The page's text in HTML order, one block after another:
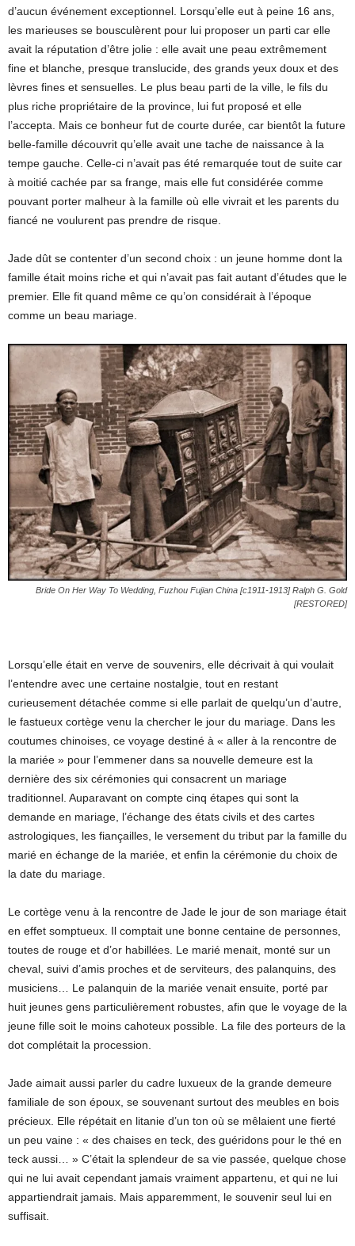
d’aucun événement exceptionnel. Lorsqu’elle eut à peine 16 ans,
les marieuses se bousculèrent pour lui proposer un parti car elle
avait la réputation d’être jolie : elle avait une peau extrêmement
fine et blanche, presque translucide, des grands yeux doux et des
lèvres fines et sensuelles. Le plus beau parti de la ville, le fils du
plus riche propriétaire de la province, lui fut proposé et elle
l’accepta. Mais ce bonheur fut de courte durée, car bientôt la future
belle-famille découvrit qu’elle avait une tache de naissance à la
tempe gauche. Celle-ci n’avait pas été remarquée tout de suite car
à moitié cachée par sa frange, mais elle fut considérée comme
pouvant porter malheur à la famille où elle vivrait et les parents du
fiancé ne voulurent pas prendre de risque.
Jade dût se contenter d’un second choix : un jeune homme dont la
famille était moins riche et qui n’avait pas fait autant d’études que le
premier. Elle fit quand même ce qu’on considérait à l’époque
comme un beau mariage.
Bride On Her Way To Wedding, Fuzhou Fujian China [c1911-1913] Ralph G. Gold
[RESTORED]
Lorsqu’elle était en verve de souvenirs, elle décrivait à qui voulait
l’entendre avec une certaine nostalgie, tout en restant
curieusement détachée comme si elle parlait de quelqu’un d’autre,
le fastueux cortège venu la chercher le jour du mariage. Dans les
coutumes chinoises, ce voyage destiné à « aller à la rencontre de
la mariée » pour l’emmener dans sa nouvelle demeure est la
dernière des six cérémonies qui consacrent un mariage
traditionnel. Auparavant on compte cinq étapes qui sont la
demande en mariage, l’échange des états civils et des cartes
astrologiques, les fiançailles, le versement du tribut par la famille du
marié en échange de la mariée, et enfin la cérémonie du choix de
la date du mariage.
Le cortège venu à la rencontre de Jade le jour de son mariage était
en effet somptueux. Il comptait une bonne centaine de personnes,
toutes de rouge et d’or habillées. Le marié menait, monté sur un
cheval, suivi d’amis proches et de serviteurs, des palanquins, des
musiciens… Le palanquin de la mariée venait ensuite, porté par
huit jeunes gens particulièrement robustes, afin que le voyage de la
jeune fille soit le moins cahoteux possible. La file des porteurs de la
dot complétait la procession.
Jade aimait aussi parler du cadre luxueux de la grande demeure
familiale de son époux, se souvenant surtout des meubles en bois
précieux. Elle répétait en litanie d’un ton où se mêlaient une fierté
un peu vaine : « des chaises en teck, des guéridons pour le thé en
teck aussi… » C’était la splendeur de sa vie passée, quelque chose
qui ne lui avait cependant jamais vraiment appartenu, et qui ne lui
appartiendrait jamais. Mais apparemment, le souvenir seul lui en
suffisait.